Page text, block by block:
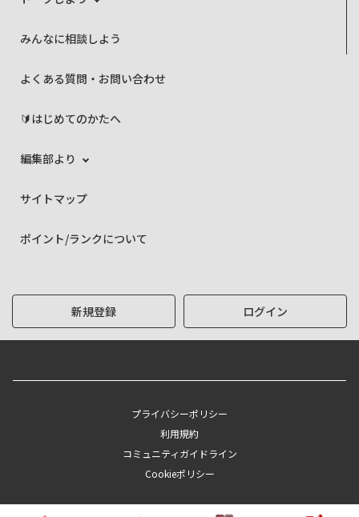
みんなに相談しよう
よくある質問・お問い合わせ
🔰はじめてのかたへ
編集部より
サイトマップ
ポイント/ランクについて
新規登録 ログイン
プライバシーポリシー
利用規約
コミュニティガイドライン
Cookieポリシー